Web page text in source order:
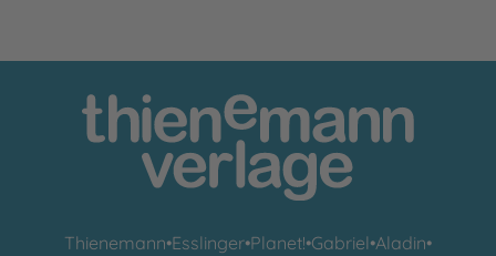
Thienemann•Esslinger•Planet!•Gabriel•Aladin•